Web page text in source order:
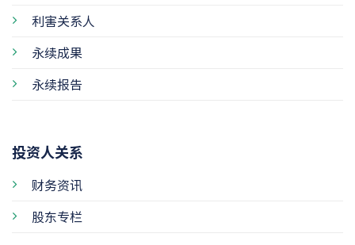
利害关系人
永续成果
永续报告
投资人关系
财务资讯
股东专栏